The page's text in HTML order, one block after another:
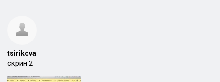
tsirikova
скрин 2